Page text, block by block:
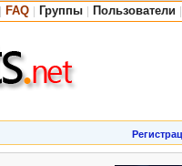
FAQ Группы Пользователи